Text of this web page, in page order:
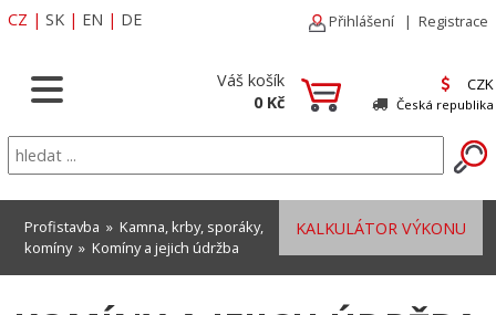
CZ | SK | EN | DE Přihlášení | Registrace
Váš košík
0 Kč
CZK
Česká republika
KALKULÁTOR VÝKONU
Profistavba » Kamna, krby, sporáky,
komíny» Komíny a jejich údržba